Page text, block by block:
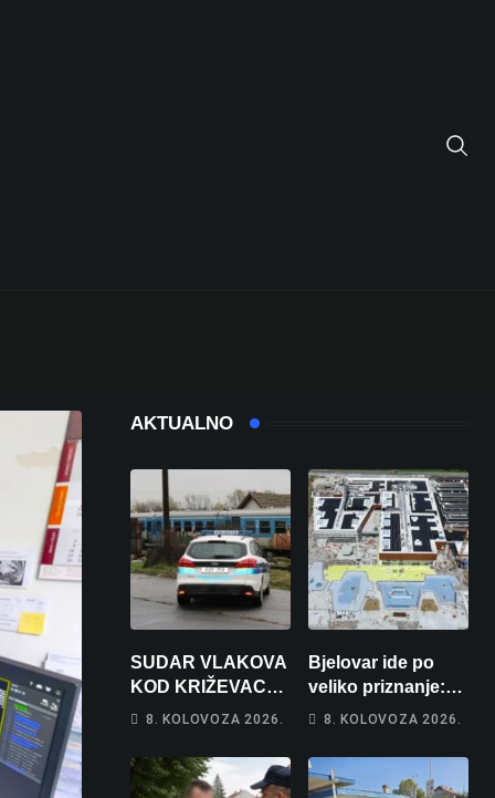
AKTUALNO
SUDAR VLAKOVA
KOD KRIŽEVACA:
Ima ozlijeđenih,
odvezena
helikopterom
8. KOLOVOZA 2026.
Bjelovar ide po
veliko priznanje:
Hrebak danas u
Wellovar za
domaćina
8. KOLOVOZA 2026.